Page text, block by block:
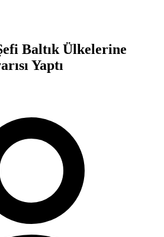
Baltık Ülkelerine
Yaptı